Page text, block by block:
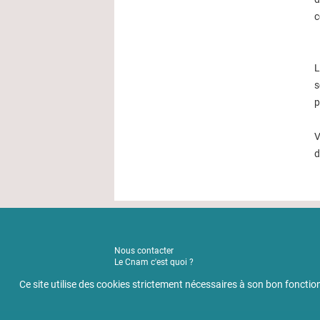
Nous contacter
Le Cnam c'est quoi ?
Mentions légales
Ce site utilise des cookies strictement nécessaires à son bon